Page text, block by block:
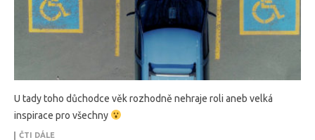
U tady toho důchodce věk rozhodně nehraje roli aneb velká
inspirace pro všechny
ČTI DÁLE